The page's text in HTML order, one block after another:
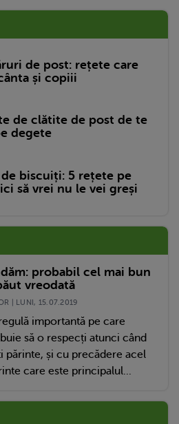
de post: rețete care
și copiii
de clătite de post de te
degete
de biscuiți: 5 rețete pe
să vrei nu le vei greși
probabil cel mai bun
vreodată
| LUNI, 15.07.2019
importantă pe care
să o respecți atunci când
părinte, și cu precădere acel
care este principalul...